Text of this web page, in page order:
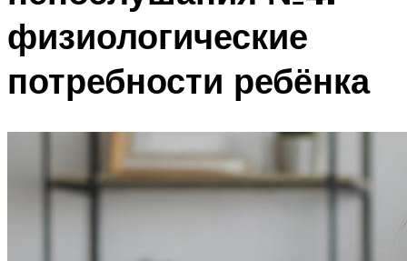
физиологические
потребности ребёнка